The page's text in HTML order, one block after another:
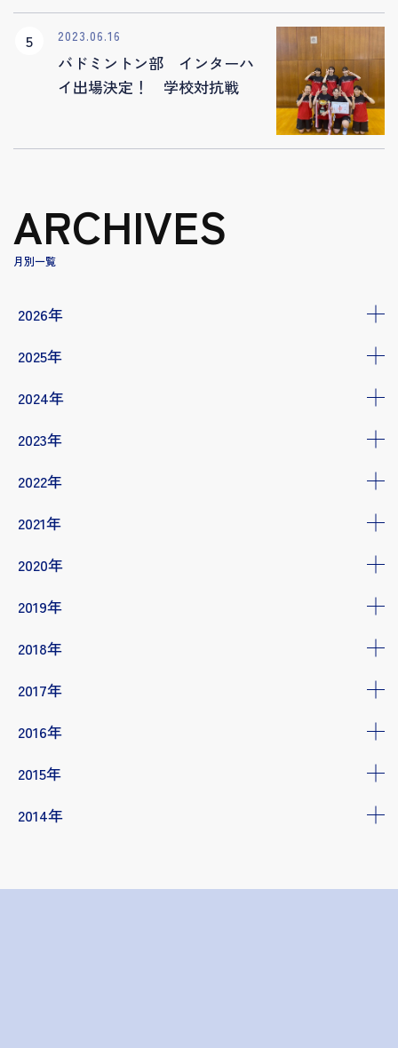
2023.06.16
バドミントン部 インターハ
イ出場決定！ 学校対抗戦
ARCHIVES
月別一覧
2026年
2025年
2024年
2023年
2022年
2021年
2020年
2019年
2018年
2017年
2016年
2015年
2014年